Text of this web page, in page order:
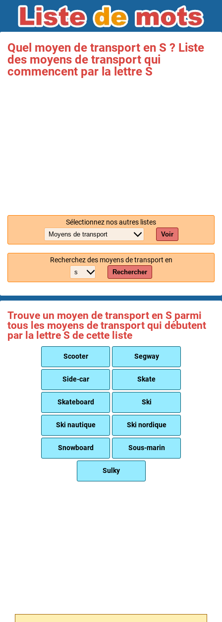
Quel moyen de transport en S ? Liste
des moyens de transport qui
commencent par la lettre S
Sélectionnez nos autres listes
Voir
Recherchez des moyens de transport en
Rechercher
Trouve un moyen de transport en S parmi
tous les moyens de transport qui débutent
par la lettre S de cette liste
Scooter Segway
Side-car Skate
Skateboard Ski
Ski nautique Ski nordique
Snowboard Sous-marin
Sulky